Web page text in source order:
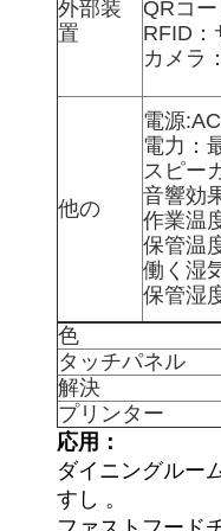
外部装
置
QRコ
RFID：
カメラ
他の
電源
電力：
スピー
音響効
作業温
保管温
働く湿
保管湿
色
タッチパネル
解決
プリンター
応用：
ダイニングルー
すし 。